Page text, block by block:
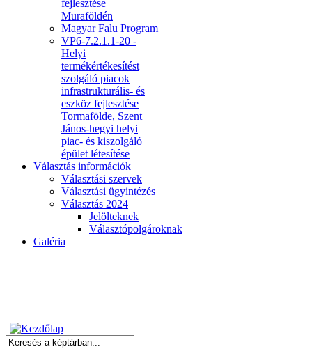
fejlesztése
Muraföldén
Magyar Falu Program
VP6-7.2.1.1-20 -
Helyi
termékértékesítést
szolgáló piacok
infrastrukturális- és
eszköz fejlesztése
Tormafölde, Szent
János-hegyi helyi
piac- és kiszolgáló
épület létesítése
Választás információk
Választási szervek
Választási ügyintézés
Választás 2024
Jelölteknek
Választópolgároknak
Galéria